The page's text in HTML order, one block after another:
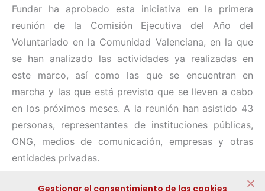
Fundar ha aprobado esta iniciativa en la primera
reunión de la Comisión Ejecutiva del Año del
Voluntariado en la Comunidad Valenciana, en la que
se han analizado las actividades ya realizadas en
este marco, así como las que se encuentran en
marcha y las que está previsto que se lleven a cabo
en los próximos meses. A la reunión han asistido 43
personas, representantes de instituciones públicas,
ONG, medios de comunicación, empresas y otras
entidades privadas.